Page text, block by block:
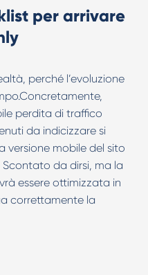
per arrivare
perché l’evoluzione
perdita di traffico
da indicizzare si
versione mobile del sito
da dirsi, ma la
essere ottimizzata in
correttamente la